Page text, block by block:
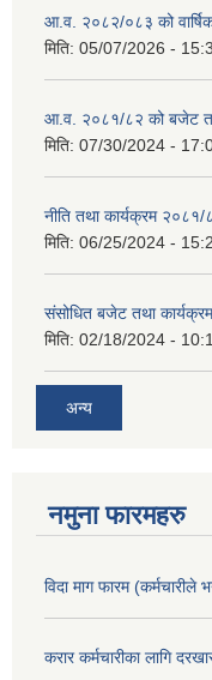
आ.व. २०८२/०८३ को
मिति: 05/07/2026 -
आ.व. २०८१/८२ को बजेट
मिति: 07/30/2024 -
नीति तथा कार्यक्रम २०८१/
मिति: 06/25/2024 -
संसोधित बजेट तथा
मिति: 02/18/2024 -
अन्य
नमुना फारमहरु
विदा माग फारम (कर्मचारीले
करार कर्मचारीका लागि